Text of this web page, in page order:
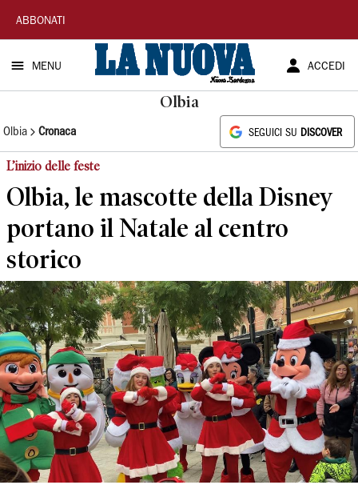
La
Nuova
Sardegna
ABBONATI
MENU ACCEDI
Olbia
Olbia Cronaca SEGUICI SU DISCOVER
L’inizio delle feste
Olbia, le mascotte della Disney
portano il Natale al centro
storico